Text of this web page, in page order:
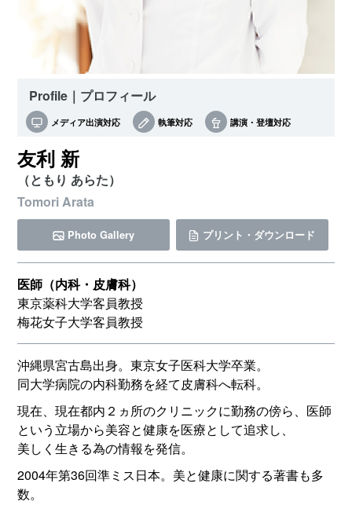
Profile｜プロフィール
メディア出演対応 執筆対応 講演・登壇対応
友利 新
（ともり あらた）
Tomori Arata
Photo Gallery プリント・ダウンロード
医師（内科・皮膚科）
東京薬科大学客員教授
梅花女子大学客員教授
沖縄県宮古島出身。東京女子医科大学卒業。
同大学病院の内科勤務を経て皮膚科へ転科。
現在、現在都内２ヵ所のクリニックに勤務の傍ら、医師
という立場から美容と健康を医療として追求し、
美しく生きる為の情報を発信。
2004年第36回準ミス日本。美と健康に関する著書も多
数。